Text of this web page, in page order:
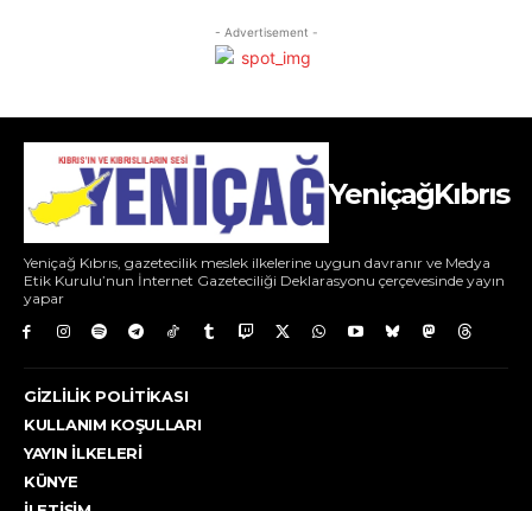
- Advertisement -
YeniçağKıbrıs
Yeniçağ Kıbrıs, gazetecilik meslek ilkelerine uygun davranır ve Medya
Etik Kurulu’nun İnternet Gazeteciliği Deklarasyonu çerçevesinde yayın
yapar
GIZLILIK POLITIKASI
KULLANIM KOŞULLARI
YAYIN İLKELERI
KÜNYE